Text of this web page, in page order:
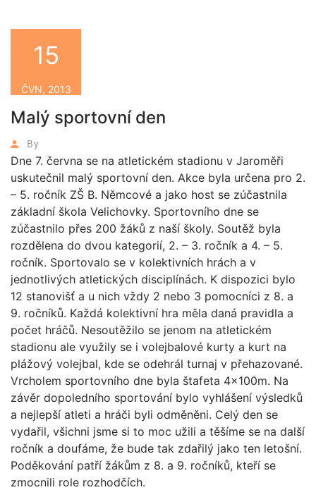
Malý sportovní den
By
15
ČVN, 2013
Dne 7. června se na atletickém stadionu v Jaroměři
uskutečnil malý sportovní den. Akce byla určena pro 2.
– 5. ročník ZŠ B. Němcové a jako host se zúčastnila
základní škola Velichovky. Sportovního dne se
zúčastnilo přes 200 žáků z naší školy. Soutěž byla
rozdělena do dvou kategorií, 2. – 3. ročník a 4. – 5.
ročník. Sportovalo se v kolektivních hrách a v
jednotlivých atletických disciplínách. K dispozici bylo
12 stanovišť a u nich vždy 2 nebo 3 pomocníci z 8. a
9. ročníků. Každá kolektivní hra měla daná pravidla a
počet hráčů. Nesoutěžilo se jenom na atletickém
stadionu ale využily se i volejbalové kurty a kurt na
plážový volejbal, kde se odehrál turnaj v přehazované.
Vrcholem sportovního dne byla štafeta 4x100m. Na
závěr dopoledního sportování bylo vyhlášení výsledků
a nejlepší atleti a hráči byli odměněni. Celý den se
vydařil, všichni jsme si to moc užili a těšíme se na další
ročník a doufáme, že bude tak zdařilý jako ten letošní.
Poděkování patří žákům z 8. a 9. ročníků, kteří se
zmocnili role rozhodčích.